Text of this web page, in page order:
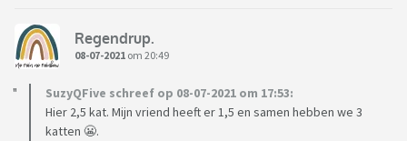
Regendrup.
08-07-2021 om 20:49
SuzyQFive schreef op 08-07-2021 om 17:53:
Hier 2,5 kat. Mijn vriend heeft er 1,5 en samen hebben we 3
katten 😬.